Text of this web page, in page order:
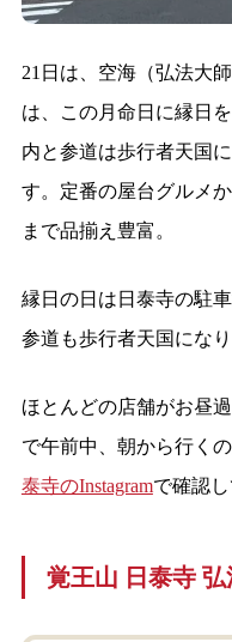
21日は、空海（弘法大
は、この月命日に縁日
内と参道は歩行者天国
す。定番の屋台グルメ
まで品揃え豊富。
縁日の日は日泰寺の駐
参道も歩行者天国にな
ほとんどの店舗がお昼
で午前中、朝から行く
泰寺のInstagramで確認し
覚王山 日泰寺